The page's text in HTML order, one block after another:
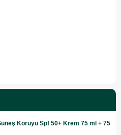
Koruyu Spf 50+ Krem 75 ml + 75